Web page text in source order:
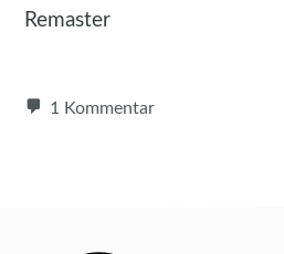
Remaster
1 Kommentar